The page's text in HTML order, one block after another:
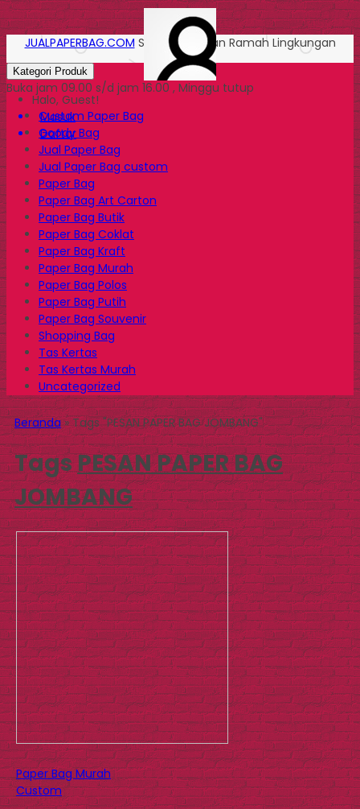
Halo, Guest!
Masuk
Daftar
JUALPAPERBAG.COM Solusi Kemasan Ramah Lingkungan
Kategori Produk
Buka jam 09.00 s/d jam 16.00 , Minggu tutup
Custom Paper Bag
Goody Bag
Jual Paper Bag
Jual Paper Bag custom
Paper Bag
Paper Bag Art Carton
Paper Bag Butik
Paper Bag Coklat
Paper Bag Kraft
Paper Bag Murah
Paper Bag Polos
Paper Bag Putih
Paper Bag Souvenir
Shopping Bag
Tas Kertas
Tas Kertas Murah
Uncategorized
Beranda»Tags "PESAN PAPER BAG JOMBANG"
TagsPESAN PAPER BAG
JOMBANG
Paper Bag Murah
Custom